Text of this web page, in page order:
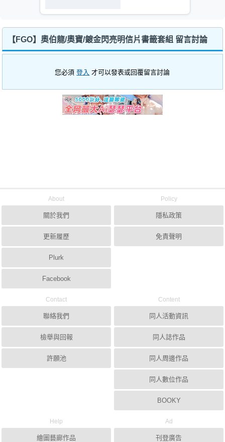
【FGO】奧伯龍/奧寶/鍍金閃亮明信片書籤套組 留言討論
您必須登入 才可以發表或回覆留言討論
About
關於我們
更新履歷
Plurk
Facebook
Policy
隱私政策
免責聲明
Contact
聯絡我們
檢舉與回報
許願池
Content
同人活動資訊
同人誌作品
同人周邊作品
同人數位作品
BOOKY
Help
繪圖藝廊作品
Ad
刊登廣告